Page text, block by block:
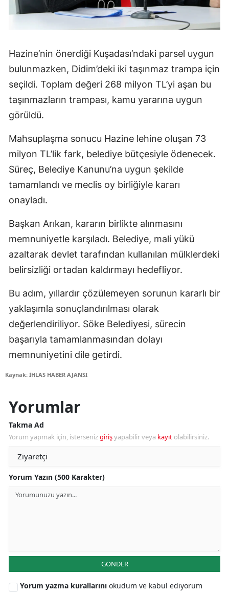
Hazine’nin önerdiği Kuşadası’ndaki parsel uygun
bulunmazken, Didim’deki iki taşınmaz trampa için
seçildi. Toplam değeri 268 milyon TL’yi aşan bu
taşınmazların trampası, kamu yararına uygun
görüldü.
Mahsuplaşma sonucu Hazine lehine oluşan 73
milyon TL’lik fark, belediye bütçesiyle ödenecek.
Süreç, Belediye Kanunu’na uygun şekilde
tamamlandı ve meclis oy birliğiyle kararı
onayladı.
Başkan Arıkan, kararın birlikte alınmasını
memnuniyetle karşıladı. Belediye, mali yükü
azaltarak devlet tarafından kullanılan mülklerdeki
belirsizliği ortadan kaldırmayı hedefliyor.
Bu adım, yıllardır çözülemeyen sorunun kararlı bir
yaklaşımla sonuçlandırılması olarak
değerlendiriliyor. Söke Belediyesi, sürecin
başarıyla tamamlanmasından dolayı
memnuniyetini dile getirdi.
Kaynak: İHLAS HABER AJANSI
Yorumlar
Takma Ad
Yorum yapmak için, istersenizgirişyapabilir veya kayıt olabilirsiniz.
Yorum Yazın (500 Karakter)
GÖNDER
Yorum yazma kurallarını okudum ve kabul ediyorum